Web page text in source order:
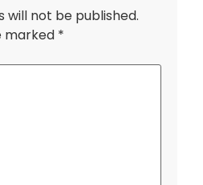
will not be published.
marked *